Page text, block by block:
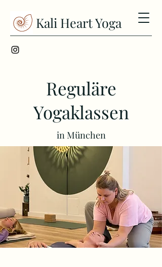
Kali Heart Yoga
Reguläre
Yogaklassen
in München